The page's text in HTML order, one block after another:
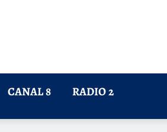
CANAL 8 RADIO 2